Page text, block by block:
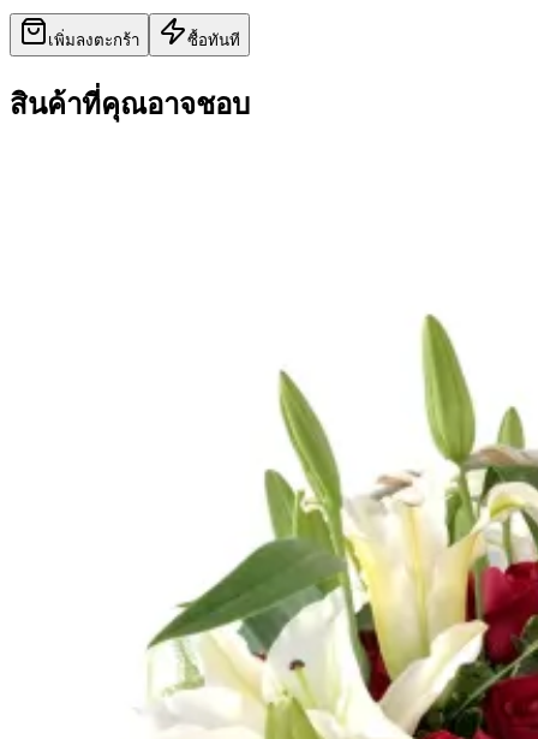
เพิ่มลงตะกร้า ซื้อทันที
สินค้าที่คุณอาจชอบ